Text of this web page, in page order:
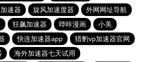
速器 旋风加速度器
外网网址导航
狂飙加速器 哔咔漫画
小美
快连加速器app
猎豹vp加速器官网
海外加速器七天试用